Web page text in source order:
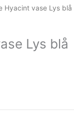
Hyacint vase Lys blå
Lys blå